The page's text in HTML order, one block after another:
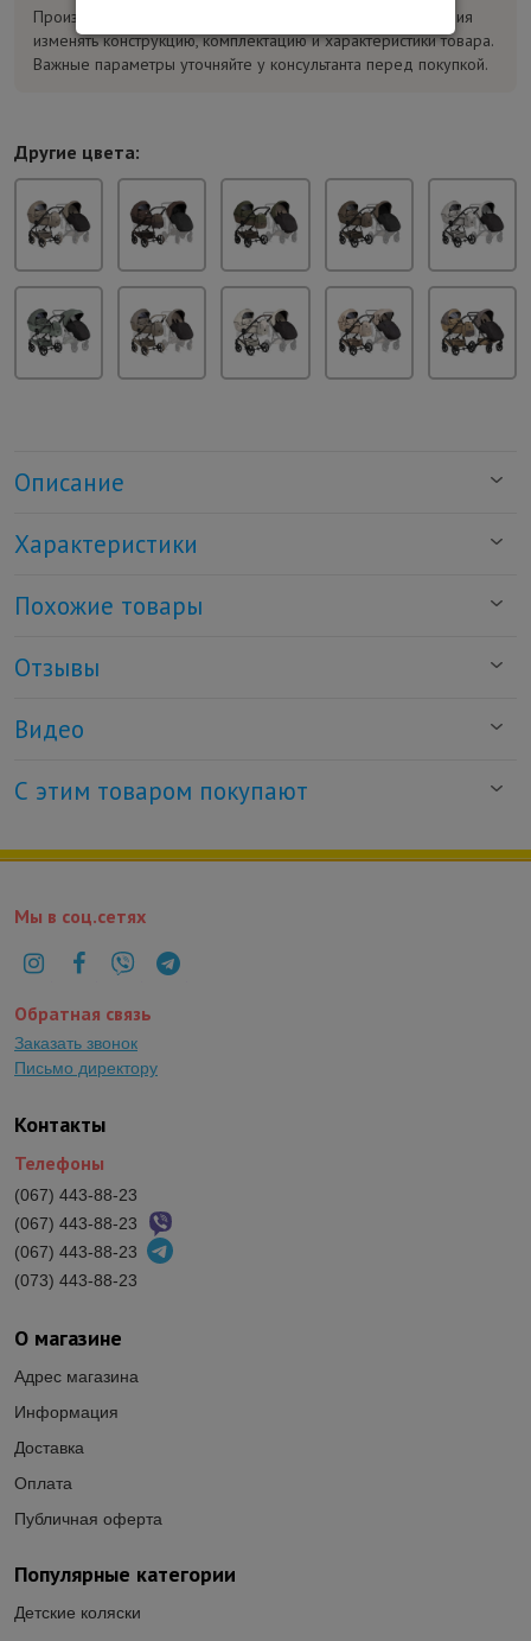
Производитель может без предварительного уведомления
изменять конструкцию, комплектацию и характеристики товара.
Важные параметры уточняйте у консультанта перед покупкой.
Другие цвета:
Описание
Характеристики
Похожие товары
Отзывы
Видео
С этим товаром покупают
Популярные категории
Детские коляски
О магазине
Адрес магазина
Информация
Доставка
Оплата
Публичная оферта
Контакты
Телефоны
(067) 443-88-23
(067) 443-88-23
(067) 443-88-23
(073) 443-88-23
Мы в соц.сетях
Обратная связь
Заказать звонок
Письмо директору